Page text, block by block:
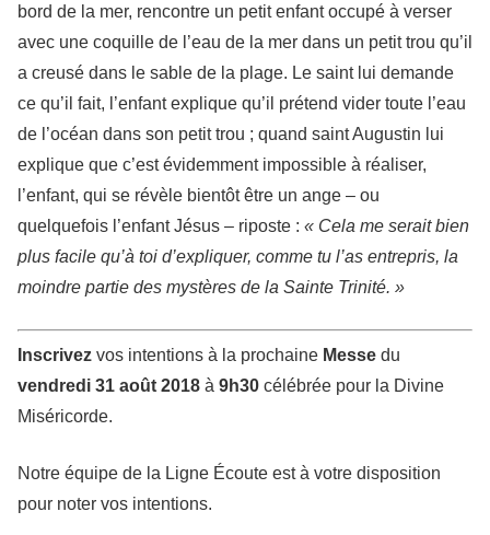
bord de la mer, rencontre un petit enfant occupé à verser
avec une coquille de l’eau de la mer dans un petit trou qu’il
a creusé dans le sable de la plage. Le saint lui demande
ce qu’il fait, l’enfant explique qu’il prétend vider toute l’eau
de l’océan dans son petit trou ; quand saint Augustin lui
explique que c’est évidemment impossible à réaliser,
l’enfant, qui se révèle bientôt être un ange – ou
quelquefois l’enfant Jésus – riposte : « Cela me serait bien
plus facile qu’à toi d’expliquer, comme tu l’as entrepris, la
moindre partie des mystères de la Sainte Trinité. »
Inscrivez vos intentions à la prochaine Messe du
vendredi 31 août 2018 à 9h30 célébrée pour la Divine
Miséricorde.
Notre équipe de la Ligne Écoute est à votre disposition
pour noter vos intentions.